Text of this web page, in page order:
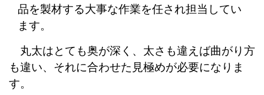
品を製材する大事な作業を任され担当してい
ます。
丸太はとても奥が深く、太さも違えば曲がり方
も違い、それに合わせた見極めが必要になりま
す。